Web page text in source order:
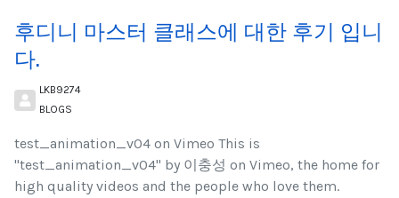
후디니 마스터 클래스에 대한 후기 입니
다.
LKB9274
BLOGS
test_animation_v04 on Vimeo This is
"test_animation_v04" by 이충성 on Vimeo, the home for
high quality videos and the people who love them.